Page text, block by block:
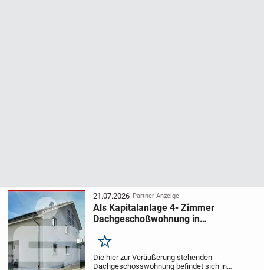
21.07.2026 Partner-Anzeige
Als Kapitalanlage 4- Zimmer
Dachgeschoßwohnung in
Merken
Die hier zur Veräußerung stehenden
Dachgeschosswohnung befindet sich in